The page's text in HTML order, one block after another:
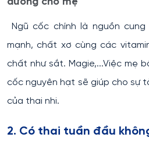
Ngũ cốc chính là nguồn
mạnh, chất xơ cùng các
chất như sắt. Magie,...Việc mẹ
cốc nguyên hạt sẽ giúp cho sự
của thai nhi.
2. Có thai tuần đầu